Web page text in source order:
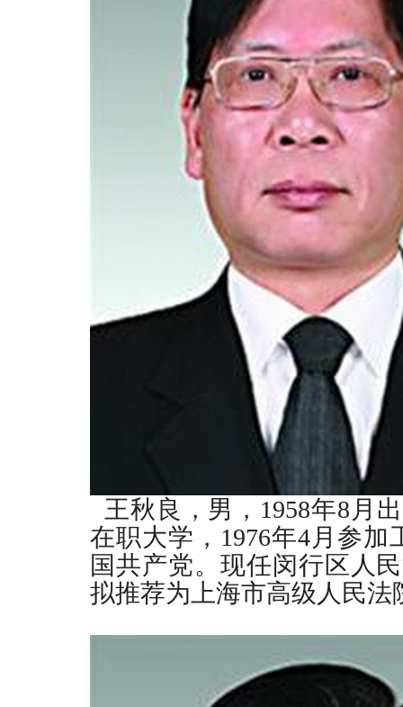
王秋良，男， 1958年8 月
在职大学， 1976年4月参加
国共产党。现任闵行区人
拟推荐为上海市高级人民法